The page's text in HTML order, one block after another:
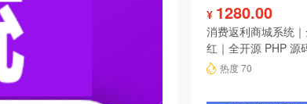
¥ 1280.00
消费返利商城系统
红｜全开源 PHP 源
热度 70